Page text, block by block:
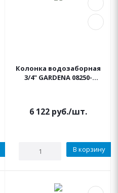
Колонка водозаборная
3/4" GARDENA 08250-
6 122руб./шт.
В корзину